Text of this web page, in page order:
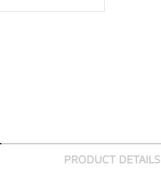
PRODUCT DETAILS